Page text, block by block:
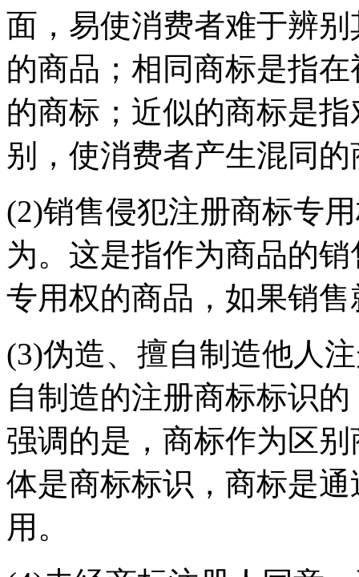
面，易使消费者难于辨
的商品；相同商标是指
的商标；近似的商标是
别，使消费者产生混同的
(2)销售侵犯注册商标专
为。这是指作为商品的
专用权的商品，如果销
(3)伪造、擅自制造他人
自制造的注册商标标识
强调的是，商标作为区
体是商标标识，商标是
用。